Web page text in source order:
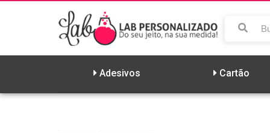
Adesivos Cartão